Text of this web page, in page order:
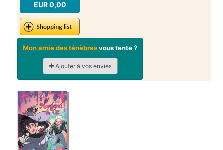
EUR 0,00
Mon amie des ténèbresvous tente ?
Ajouter à vos envies